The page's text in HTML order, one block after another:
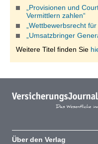
„Provisionen und
Vermittlern zahlen“
„Wettbewerbsrecht
„Umsatzbringer
Weitere Titel finden Sie
Über den Verlag